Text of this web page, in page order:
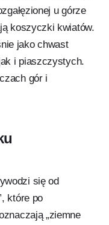
u górze
koszyczki kwiatów.
jako chwast
i piaszczystych.
gór i
się od
które po
„ziemne